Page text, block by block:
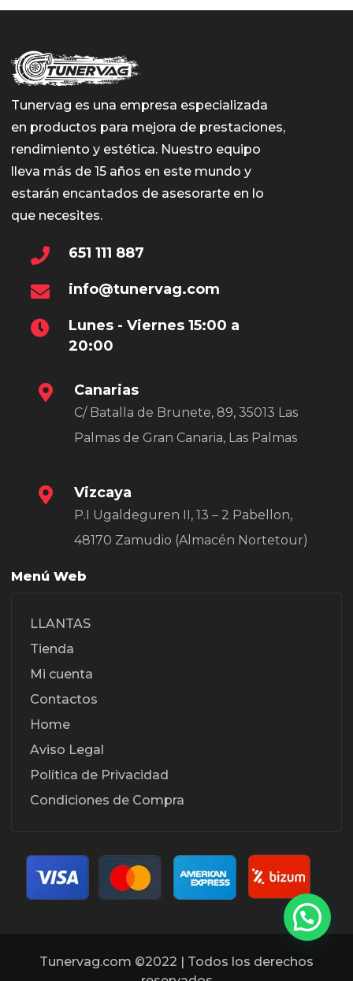
Tunervag es una empresa especializada
en productos para mejora de prestaciones,
rendimiento y estética. Nuestro equipo
lleva más de 15 años en este mundo y
estarán encantados de asesorarte en lo
que necesites.
651 111 887
info@tunervag.com
Lunes - Viernes 15:00 a
20:00
Canarias
C/ Batalla de Brunete, 89, 35013 Las
Palmas de Gran Canaria, Las Palmas
Vizcaya
P.I Ugaldeguren II, 13 – 2 Pabellon,
48170 Zamudio (Almacén Nortetour)
Menú Web
LLANTAS
Tienda
Mi cuenta
Contactos
Home
Aviso Legal
Política de Privacidad
Condiciones de Compra
Tunervag.com ©2022 | Todos los derechos